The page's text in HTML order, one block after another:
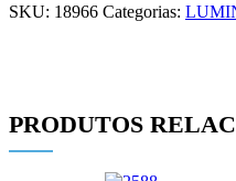
SKU: 18966 Categorias:
PRODUTOS